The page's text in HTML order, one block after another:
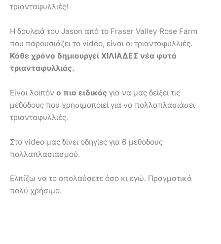
τριανταφυλλιές!
Η δουλειά του Jason από το Fraser Valley Rose Farm
που παρουσιάζει το video, είναι οι τριανταφυλλιές.
Κάθε χρόνο δημιουργεί ΧΙΛΙΑΔΕΣ νέα φυτά
τριανταφυλλιάς.
Είναι λοιπόν ο πιο ειδικός για να μας δείξει τις
μεθόδους που χρησιμοποιεί για να πολλαπλασιάσει
τριανταφυλλιές.
Στο video μας δίνει οδηγίες για 6 μεθόδους
πολλαπλασιασμού.
Ελπίζω να το απολαύσετε όσο κι εγώ. Πραγματικά
πολύ χρήσιμο.